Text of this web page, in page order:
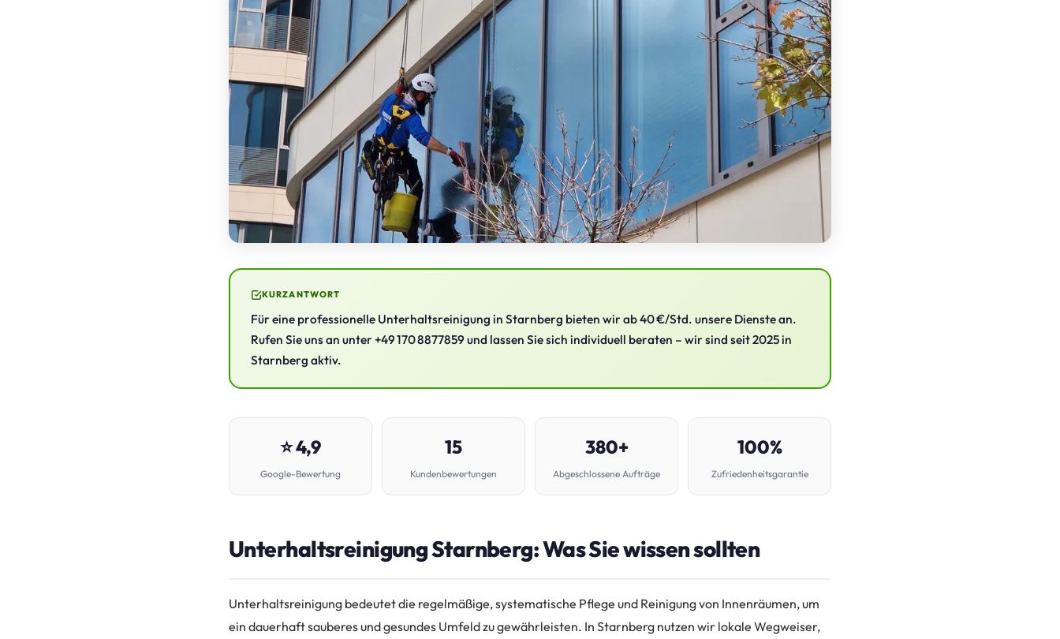
KURZANTWORT
Für eine professionelle Unterhaltsreinigung in Starnberg bieten wir ab 40 €/Std. unsere Dienste an.
Rufen Sie uns an unter +49 170 8877859 und lassen Sie sich individuell beraten – wir sind seit 2025 in
Starnberg aktiv.
⭐ 4,9
Google-Bewertung
15
Kundenbewertungen
380+
Abgeschlossene Aufträge
100%
Zufriedenheitsgarantie
Unterhaltsreinigung Starnberg: Was Sie wissen sollten
Unterhaltsreinigung bedeutet die regelmäßige, systematische Pflege und Reinigung von Innenräumen, um
ein dauerhaft sauberes und gesundes Umfeld zu gewährleisten. In Starnberg nutzen wir lokale Wegweiser,